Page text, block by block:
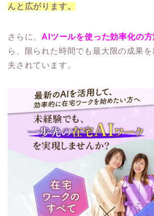
んと広がります。
さらに、AIツールを使った効率化の
ら、限られた時間でも最大限の成果
夫されています。